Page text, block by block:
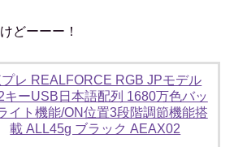
どーーー！
レ REALFORCE RGB JPモデル
キーUSB日本語配列 1680万色バッ
イト機能/ON位置3段階調節機能搭
載 ALL45g ブラック AEAX02